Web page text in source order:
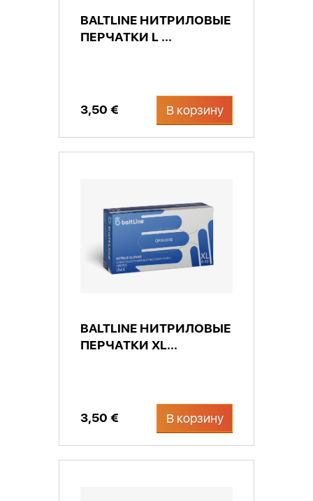
BALTLINE НИТРИЛОВЫЕ
ПЕРЧАТКИ L ...
3,50 € В корзину
BALTLINE НИТРИЛОВЫЕ
ПЕРЧАТКИ XL...
3,50 € В корзину